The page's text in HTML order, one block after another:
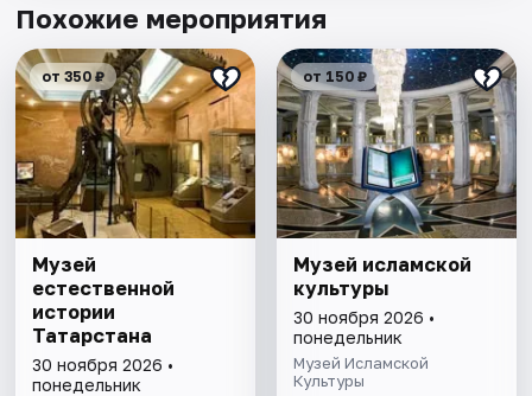
Похожие мероприятия
от 350 ₽
Музей
естественной
истории
Татарстана
30 ноября 2026 •
понедельник
от 150 ₽
Музей исламской
культуры
30 ноября 2026 •
понедельник
Музей Исламской
Культуры